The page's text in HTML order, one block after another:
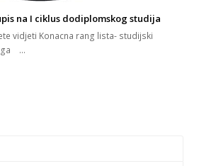
na I ciklus dodiplomskog studija
vidjeti Konacna rang lista- studijski
…